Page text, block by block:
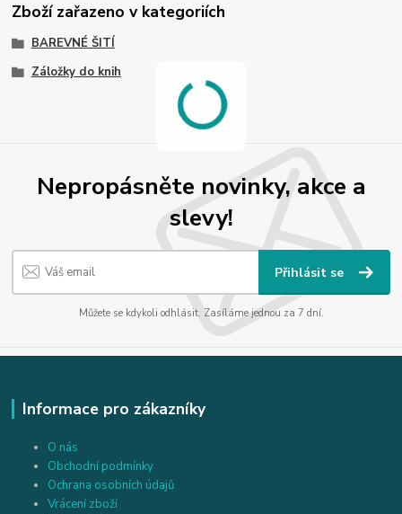
Zboží zařazeno v kategoriích
BAREVNÉ ŠITÍ
Záložky do knih
Nepropásněte novinky, akce a
slevy!
Přihlásit se
Můžete se kdykoli odhlásit. Zasíláme jednou za 7 dní.
Informace pro zákazníky
O nás
Obchodní podmínky
Ochrana osobních údajů
Vrácení zboží